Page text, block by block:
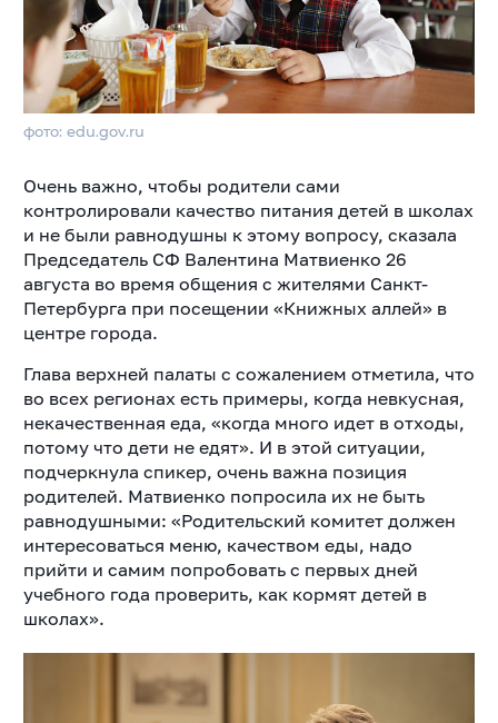
фото: edu.gov.ru
Очень важно, чтобы родители сами
контролировали качество питания детей в школах
и не были равнодушны к этому вопросу, сказала
Председатель СФ Валентина Матвиенко 26
августа во время общения с жителями Санкт-
Петербурга при посещении «Книжных аллей» в
центре города.
Глава верхней палаты с сожалением отметила, что
во всех регионах есть примеры, когда невкусная,
некачественная еда, «когда много идет в отходы,
потому что дети не едят». И в этой ситуации,
подчеркнула спикер, очень важна позиция
родителей. Матвиенко попросила их не быть
равнодушными: «Родительский комитет должен
интересоваться меню, качеством еды, надо
прийти и самим попробовать с первых дней
учебного года проверить, как кормят детей в
школах».